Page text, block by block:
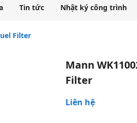
Tin tức Nhật ký công trình
Filter
Mann
Filter
Liên hệ